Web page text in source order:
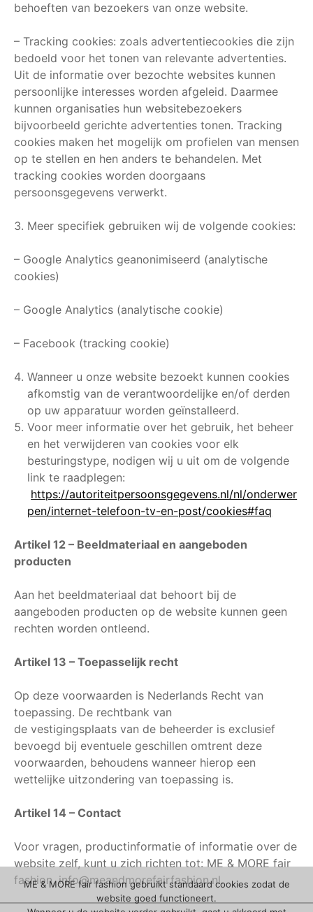
behoeften van bezoekers van onze website.
– Tracking cookies: zoals advertentiecookies die zijn
bedoeld voor het tonen van relevante advertenties.
Uit de informatie over bezochte websites kunnen
persoonlijke interesses worden afgeleid. Daarmee
kunnen organisaties hun websitebezoekers
bijvoorbeeld gerichte advertenties tonen. Tracking
cookies maken het mogelijk om profielen van mensen
op te stellen en hen anders te behandelen. Met
tracking cookies worden doorgaans
persoonsgegevens verwerkt.
Meer specifiek gebruiken wij de volgende cookies:
– Google Analytics geanonimiseerd (analytische
cookies)
– Google Analytics (analytische cookie)
– Facebook (tracking cookie)
Wanneer u onze website bezoekt kunnen cookies
afkomstig van de verantwoordelijke en/of derden
op uw apparatuur worden geïnstalleerd.
Voor meer informatie over het gebruik, het beheer
en het verwijderen van cookies voor elk
besturingstype, nodigen wij u uit om de volgende
link te raadplegen:
https://autoriteitpersoonsgegevens.nl/nl/onderwer
pen/internet-telefoon-tv-en-post/cookies#faq
Artikel 12 – Beeldmateriaal en aangeboden
producten
Aan het beeldmateriaal dat behoort bij de
aangeboden producten op de website kunnen geen
rechten worden ontleend.
Artikel 13 – Toepasselijk recht
Op deze voorwaarden is Nederlands Recht van
toepassing. De rechtbank van
de vestigingsplaats van de beheerder is exclusief
bevoegd bij eventuele geschillen omtrent deze
voorwaarden, behoudens wanneer hierop een
wettelijke uitzondering van toepassing is.
Artikel 14 – Contact
Voor vragen, productinformatie of informatie over de
website zelf, kunt u zich richten tot: ME & MORE fair
fashion, info@meandmorefairfashion.nl.
ME & MORE fair fashion gebruikt standaard cookies zodat de
website goed functioneert.